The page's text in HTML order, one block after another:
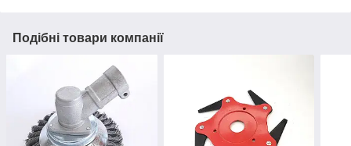
Подібні товари компанії